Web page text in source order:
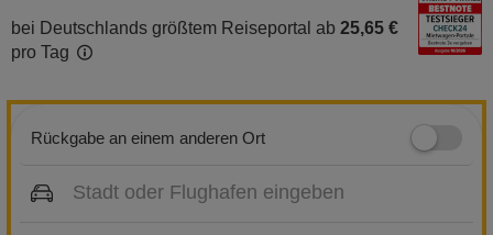
bei Deutschlands größtem Reiseportal ab 25,65 €
pro Tag
Rückgabe an einem anderen Ort